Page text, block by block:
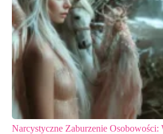
Narcystyczne Zaburzenie Osobowości: